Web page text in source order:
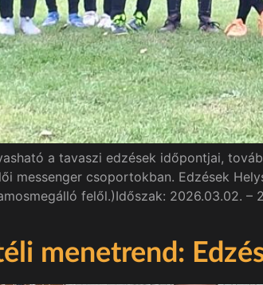
a tavaszi edzések időpontjai,
messenger csoportokban. Edzések
felől.)Időszak: 2026.03.02. –
menetrend: